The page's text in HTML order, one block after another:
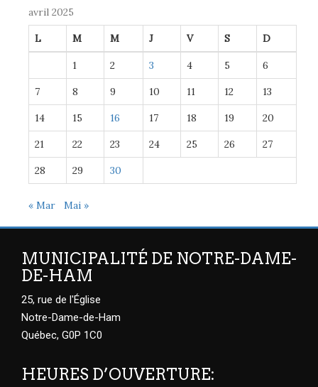
avril 2025
L M M J V S D
1 2 3 4 5 6
7 8 9 10 11 12 13
14 15 16 17 18 19 20
21 22 23 24 25 26 27
28 29 30
« Mar Mai »
MUNICIPALITÉ DE NOTRE-DAME-
DE-HAM
25, rue de l'Église
Notre-Dame-de-Ham
Québec, G0P 1C0
HEURES D’OUVERTURE: